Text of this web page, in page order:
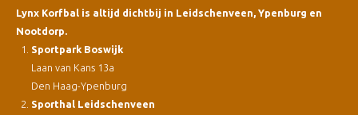
Lynx Korfbal is altijd dichtbij in Leidschenveen, Ypenburg en
Nootdorp.
Sportpark Boswijk
Laan van Kans 13a
Den Haag-Ypenburg
Sporthal Leidschenveen